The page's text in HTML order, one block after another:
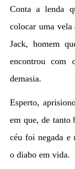
Conta a lenda
colocar uma vela
Jack, homem
encontrou com
demasia.
Esperto,
em que, de tanto
céu foi negada e
o diabo em vida.